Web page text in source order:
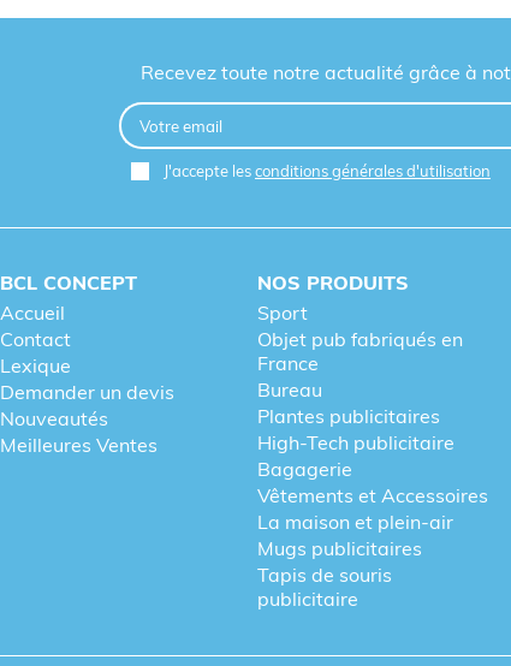
Recevez toute notre actualité grâce à
J'accepte lesconditions générales d'utilisation
BCL CONCEPT
Accueil
Contact
Lexique
Demander un devis
Nouveautés
Meilleures Ventes
NOS PRODUITS
Sport
Objet pub fabriqués en
France
Bureau
Plantes publicitaires
High-Tech publicitaire
Bagagerie
Vêtements et Accessoires
La maison et plein-air
Mugs publicitaires
Tapis de souris
publicitaire